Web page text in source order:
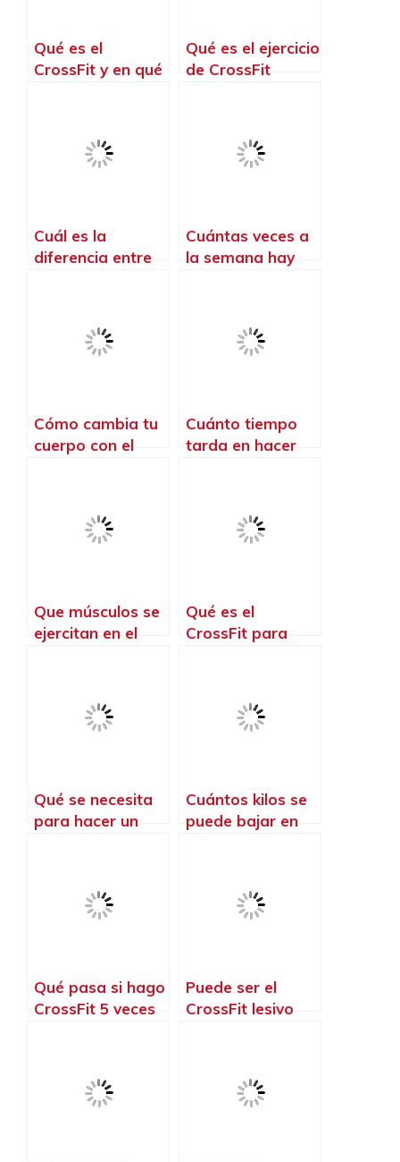
Qué es el
CrossFit y en qué
Qué es el ejercicio
de CrossFit
Cuál es la
diferencia entre
Cuántas veces a
la semana hay
Cómo cambia tu
cuerpo con el
Cuánto tiempo
tarda en hacer
Que músculos se
ejercitan en el
Qué es el
CrossFit para
Qué se necesita
para hacer un
Cuántos kilos se
puede bajar en
Qué pasa si hago
CrossFit 5 veces
Puede ser el
CrossFit lesivo